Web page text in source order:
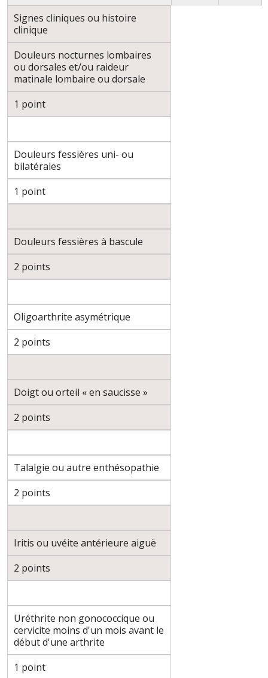
Signes cliniques ou histoire
clinique
Douleurs nocturnes lombaires
ou dorsales et/ou raideur
matinale lombaire ou dorsale
1 point
Douleurs fessières uni- ou
bilatérales
1 point
Douleurs fessières à bascule
2 points
Oligoarthrite asymétrique
2 points
Doigt ou orteil « en saucisse »
2 points
Talalgie ou autre enthésopathie
2 points
Iritis ou uvéite antérieure aiguë
2 points
Uréthrite non gonococcique ou
cervicite moins d'un mois avant le
début d'une arthrite
1 point